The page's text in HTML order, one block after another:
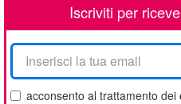
Iscriviti per
La
tua
email
acconsento al trattamento dei